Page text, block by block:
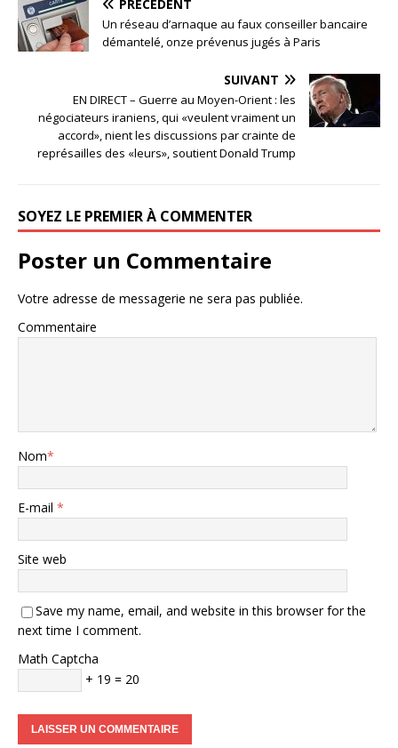
PRÉCÉDENT
Un réseau d’arnaque au faux conseiller bancaire
démantelé, onze prévenus jugés à Paris
SUIVANT
EN DIRECT – Guerre au Moyen-Orient : les
négociateurs iraniens, qui «veulent vraiment un
accord», nient les discussions par crainte de
représailles des «leurs», soutient Donald Trump
SOYEZ LE PREMIER À COMMENTER
Poster un Commentaire
Votre adresse de messagerie ne sera pas publiée.
Commentaire
Nom*
E-mail *
Site web
Save my name, email, and website in this browser for the
next time I comment.
Math Captcha
+ 19 = 20